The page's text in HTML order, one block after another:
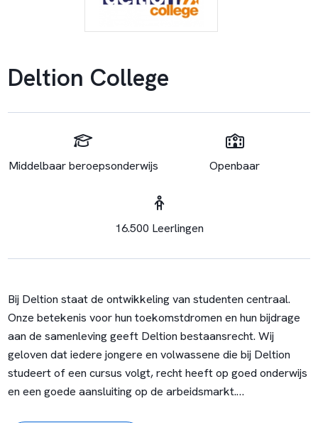
Deltion College
Middelbaar beroepsonderwijs Openbaar
16.500 Leerlingen
Bij Deltion staat de ontwikkeling van studenten centraal.
Onze betekenis voor hun toekomstdromen en hun bijdrage
aan de samenleving geeft Deltion bestaansrecht. Wij
geloven dat iedere jongere en volwassene die bij Deltion
studeert of een cursus volgt, recht heeft op goed onderwijs
en een goede aansluiting op de arbeidsmarkt.